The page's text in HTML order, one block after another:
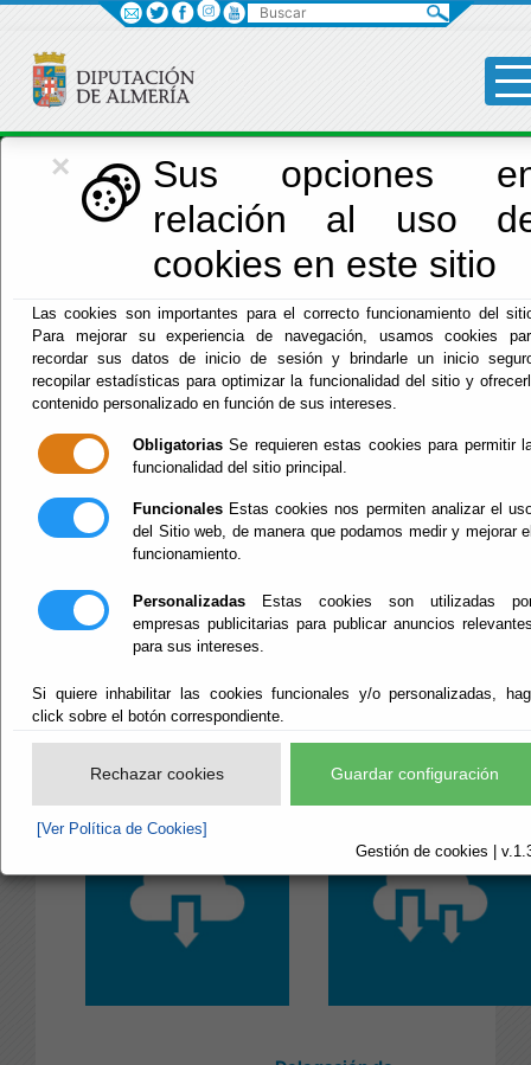
×
Sus opciones
relación al uso
cookies en este sitio
Las cookies son importantes para el correcto funcionamiento del
Para mejorar su experiencia de navegación, usamos cookies
recordar sus datos de inicio de sesión y brindarle un inicio
recopilar estadísticas para optimizar la funcionalidad del sitio y
contenido personalizado en función de sus intereses.
Obligatorias Se requieren estas cookies para permitir
funcionalidad del sitio principal.
Funcionales Estas cookies nos permiten analizar el
del Sitio web, de manera que podamos medir y mejorar
funcionamiento.
Personalizadas Estas cookies son utilizadas
empresas publicitarias para publicar anuncios
para sus intereses.
Si quiere inhabilitar las cookies funcionales y/o personalizadas,
click sobre el botón correspondiente.
Rechazar cookies Guardar configuración
[Ver Política de Cookies]
Gestión de cookies |
Economía
Menú Hacienda
Entidades
Locales
Servicios EE.LL. Formularios para EE.LL.
Intranet Diputacion Intranet Adheridos
Buscar